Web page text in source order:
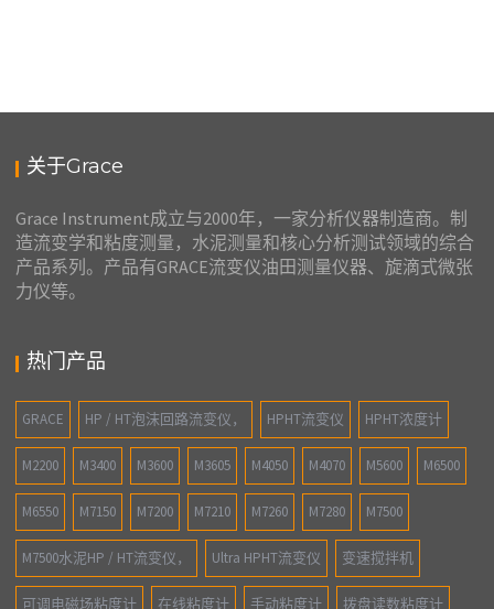
关于Grace
Grace Instrument成立与2000年，一家分析仪器制造商。制
造流变学和粘度测量，水泥测量和核心分析测试领域的综合
产品系列。产品有GRACE流变仪油田测量仪器、旋滴式微张
力仪等。
热门产品
GRACE HP / HT泡沫回路流变仪， HPHT流变仪 HPHT浓度计
M2200 M3400 M3600 M3605 M4050 M4070 M5600 M6500
M6550 M7150 M7200 M7210 M7260 M7280 M7500
M7500水泥HP / HT流变仪， Ultra HPHT流变仪 变速搅拌机
可调电磁场粘度计 在线粘度计 手动粘度计 拨盘读数粘度计